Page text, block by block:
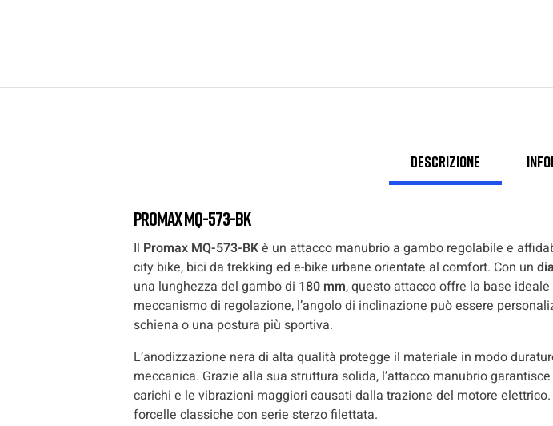
Descrizione
Promax MQ-573-BK
Il Promax MQ-573-BKè un attacco manubrio a gambo regolabile e
city bike, bici da trekking ed e-bike urbane orientate al comfort. Con un
una lunghezza del gambo di 180 mm, questo attacco offre la base
meccanismo di regolazione, l’angolo di inclinazione può essere
schiena o una postura più sportiva.
L’anodizzazione nera di alta qualità protegge il materiale in modo
meccanica. Grazie alla sua struttura solida, l’attacco manubrio
carichi e le vibrazioni maggiori causati dalla trazione del motore
forcelle classiche con serie sterzo filettata.